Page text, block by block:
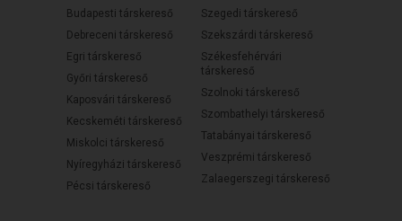
Budapesti társkereső
Debreceni társkereső
Egri társkereső
Győri társkereső
Kaposvári társkereső
Kecskeméti társkereső
Miskolci társkereső
Nyíregyházi társkereső
Pécsi társkereső
Szegedi társkereső
Szekszárdi társkereső
Székesfehérvári
társkereső
Szolnoki társkereső
Szombathelyi társkereső
Tatabányai társkereső
Veszprémi társkereső
Zalaegerszegi társkereső